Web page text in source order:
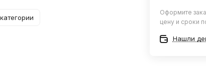
Оформите
цену и сроки
Нашли